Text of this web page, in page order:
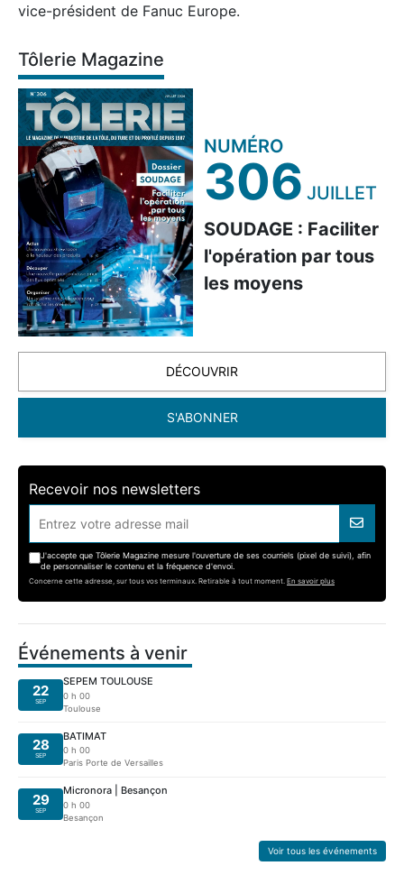
vice-président de Fanuc Europe.
Tôlerie Magazine
NUMÉRO
306 JUILLET
SOUDAGE : Faciliter
l'opération par tous
les moyens
DÉCOUVRIR
S'ABONNER
Recevoir nos newsletters
J'accepte que Tôlerie Magazine mesure l'ouverture de ses courriels (pixel de suivi), afin
de personnaliser le contenu et la fréquence d'envoi.
Concerne cette adresse, sur tous vos terminaux. Retirable à tout moment. En savoir plus
Événements à venir
22
SEP
SEPEM TOULOUSE
0 h 00
Toulouse
28
SEP
BATIMAT
0 h 00
Paris Porte de Versailles
29
SEP
Micronora | Besançon
0 h 00
Besançon
Voir tous les événements